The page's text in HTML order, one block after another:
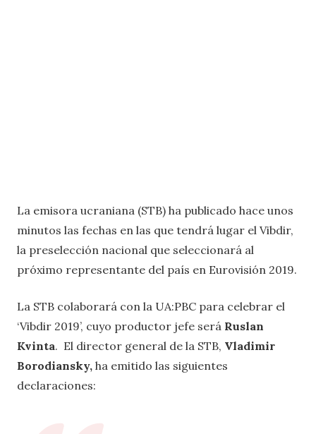
La emisora ucraniana (STB) ha publicado hace unos
minutos las fechas en las que tendrá lugar el Vibdir,
la preselección nacional que seleccionará al
próximo representante del país en Eurovisión 2019.
La STB colaborará con la UA:PBC para celebrar el
‘Vibdir 2019’, cuyo productor jefe será Ruslan
Kvinta. El director general de la STB, Vladimir
Borodiansky, ha emitido las siguientes
declaraciones: